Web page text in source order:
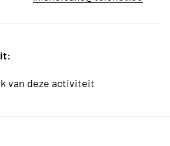
van deze activiteit